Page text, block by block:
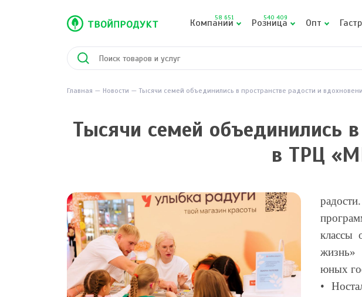
Компании
58 651 Розница
540 409 Опт
Главная Новости Тысячи семей объединились в пространстве радости и
Тысячи семей объединились
в ТРЦ
радости
классы
жизнь»
юных
•